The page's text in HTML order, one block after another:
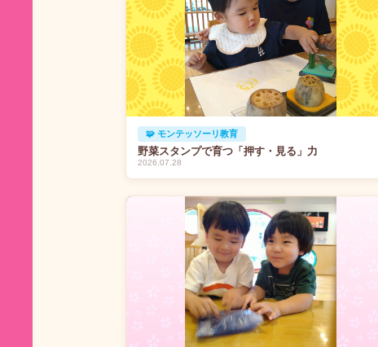
🧩 モンテッソーリ教育
野菜スタンプで育つ「押す・見る」力
2026.07.28